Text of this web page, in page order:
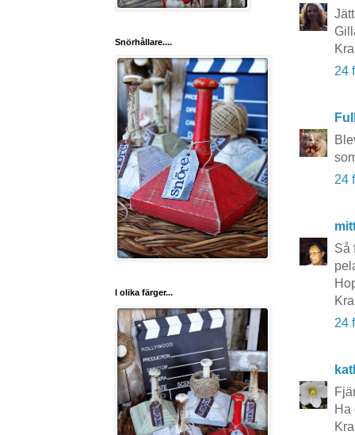
24
24
Så
24
Ha
Snörhållare....
I olika färger...